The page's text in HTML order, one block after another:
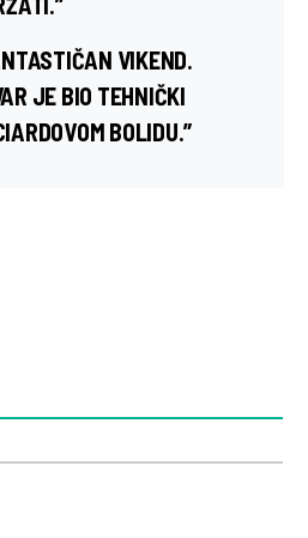
VIKEND.
JE BIO TEHNIČKI
BOLIDU.”